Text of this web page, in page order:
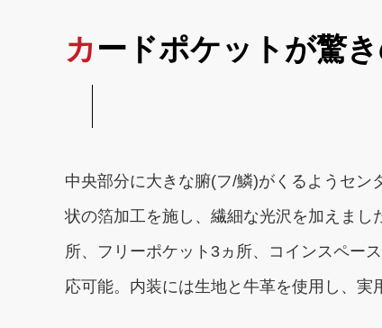
カードポケットが驚
中央部分に大きな腑(フ/鱗)がくるようセ
状の箔加工を施し、繊細な光沢を加えま
所、フリーポケット3ヵ所、コインスペー
応可能。内装には生地と牛革を使用し、実